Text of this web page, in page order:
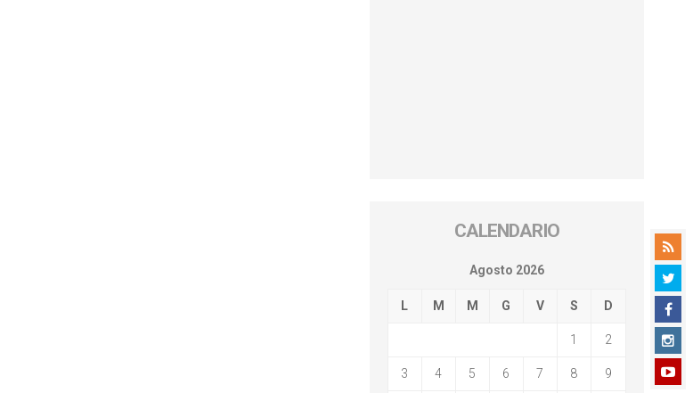
CALENDARIO
Agosto 2026
L M M G V S D
1 2
3 4 5 6 7 8 9